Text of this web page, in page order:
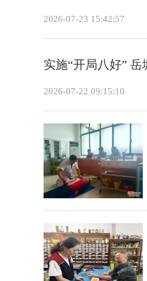
2026-07-23 15:42:57
实施“开局八好”
2026-07-22 09:15:10